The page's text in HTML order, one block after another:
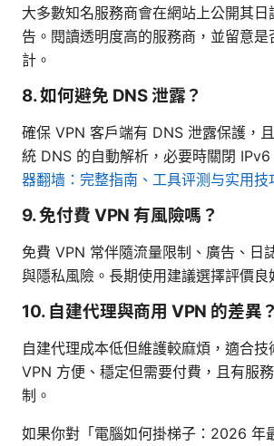
大多數知名服務商會在網站上公開其日
告。閱讀透明度高的服務商，並留意是
計。
8. 如何避免 DNS 泄露？
確保 VPN 客戶端有 DNS 泄露保護，
統 DNS 的自動解析，必要時關閉 IPv6
器翻墙：完整指南、工具评测与实用技
9. 免付費 VPN 有風險嗎？
免費 VPN 常伴隨流量限制、廣告、日
與隱私風險。長期使用建議選擇評價良
10. 自建代理與商用 VPN 的差異？
自建代理成本低但維護較麻煩，適合技
VPN 方便、穩定但需要付費，且有服
制。
如果你對「電腦如何掛梯子：2026 年